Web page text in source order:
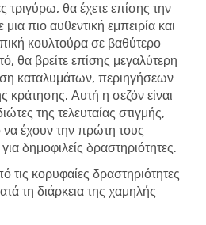
τριγύρω, θα έχετε επίσης την
πιο αυθεντική εμπειρία και
κουλτούρα σε βαθύτερο
θα βρείτε επίσης μεγαλύτερη
καταλυμάτων, περιηγήσεων
κράτησης. Αυτή η σεζόν είναι
της τελευταίας στιγμής,
να έχουν την πρώτη τους
δημοφιλείς δραστηριότητες.
τις κορυφαίες δραστηριότητες
τη διάρκεια της χαμηλής